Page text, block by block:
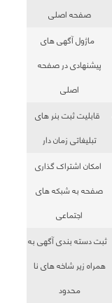
صفحه اصلی
ماژول آگهی های
پیشنهادی در صفحه
اصلی
قابلیت ثبت بنر های
تبلیغاتی زمان دار
امکان اشتراک گذاری
صفحه به شبکه های
اجتماعی
ثبت دسته بندی آگهی به
همراه زیر شاخه های نا
محدود